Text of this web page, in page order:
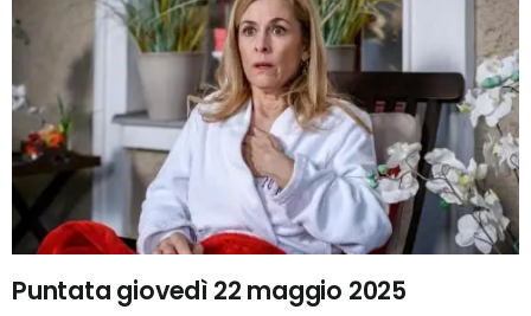
Puntata giovedì 22 maggio 2025